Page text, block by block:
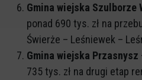
Gmina wiejska Szulborze
ponad 690 tys. zł na
Świerże – Leśniewek –
Gmina wiejska Przasnysz
735 tys. zł na drugi etap